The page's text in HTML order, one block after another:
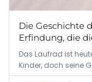
Die Geschichte
Erfindung, die
Das Laufrad ist
Kinder, doch seine